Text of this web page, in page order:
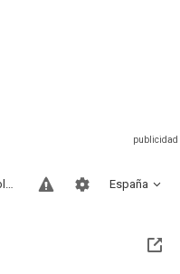
España
Sitios compatibles
2027 (Quedan 4 meses)